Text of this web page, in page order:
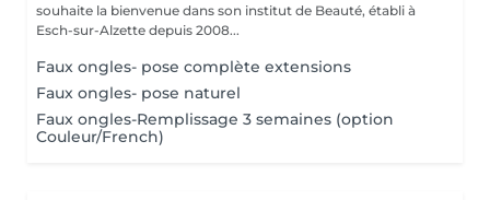
souhaite la bienvenue dans son institut de Beauté, établi à
Esch-sur-Alzette depuis 2008...
Faux ongles- pose complète extensions
Faux ongles- pose naturel
Faux ongles-Remplissage 3 semaines (option
Couleur/French)